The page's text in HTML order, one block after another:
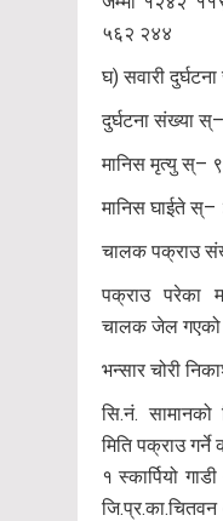
५६२ २४४
घ) सवारी दुर्घटना
दुर्घटना संख्या
मानिस मृत्यु स्–
मानिस घाईते
चालक पक्राउ
पक्राउ परेका
चालक जेल
भन्सार चोरी
सि.नं.
मिति पक्राउ गर्ने
१ स्कार्पियो